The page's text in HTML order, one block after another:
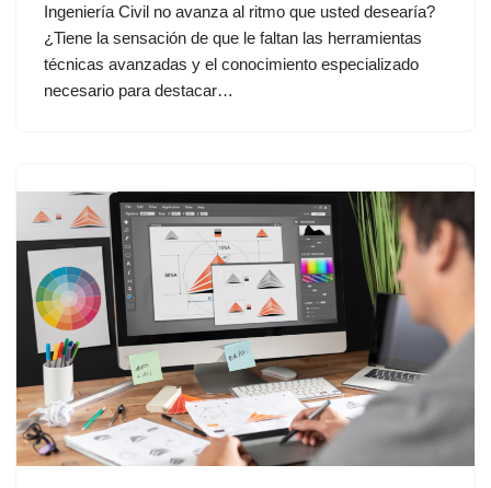
Ingeniería Civil no avanza al ritmo que usted desearía?
¿Tiene la sensación de que le faltan las herramientas
técnicas avanzadas y el conocimiento especializado
necesario para destacar…